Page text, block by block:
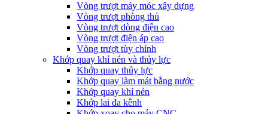
Vòng trượt máy móc xây dựng
Vòng trượt phòng thủ
Vòng trượt dòng điện cao
Vòng trượt điện áp cao
Vòng trượt tùy chỉnh
Khớp quay khí nén và thủy lực
Khớp quay thủy lực
Khớp quay làm mát bằng nước
Khớp quay khí nén
Khớp lai đa kênh